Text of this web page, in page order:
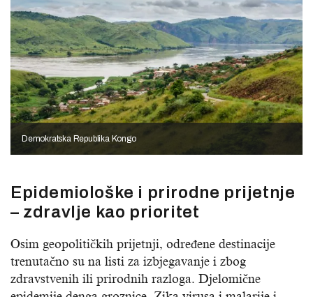
Demokratska Republika Kongo
Epidemiološke i prirodne prijetnje
– zdravlje kao prioritet
Osim geopolitičkih prijetnji, određene destinacije
trenutačno su na listi za izbjegavanje i zbog
zdravstvenih ili prirodnih razloga. Djelomične